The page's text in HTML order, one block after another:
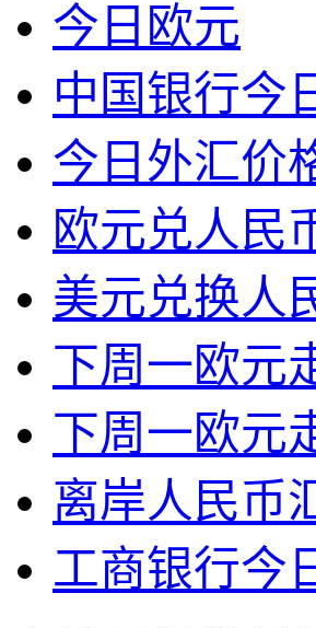
今日欧元
中国银行今
今日外汇价
欧元兑人民
美元兑换人
下周一欧元
下周一欧元
离岸人民币
工商银行今